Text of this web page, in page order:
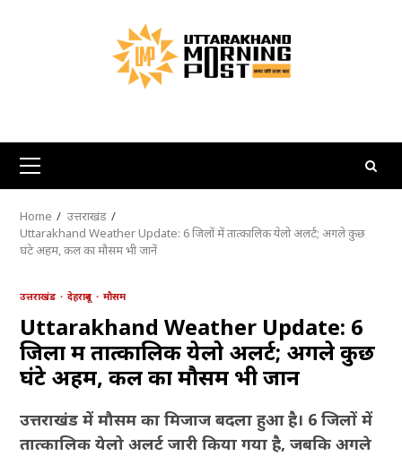
Primary
Menu
Home
उत्तराखंड
Uttarakhand Weather Update: 6 जिलों में तात्कालिक येलो अलर्ट; अगले कुछ
घंटे अहम, कल का मौसम भी जानें
उत्तराखंड देहरादून मौसम
Uttarakhand Weather Update: 6
जिलों में तात्कालिक येलो अलर्ट; अगले कुछ
घंटे अहम, कल का मौसम भी जानें
उत्तराखंड में मौसम का मिजाज बदला हुआ है। 6 जिलों में
तात्कालिक येलो अलर्ट जारी किया गया है, जबकि अगले